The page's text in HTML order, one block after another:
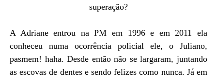
superação?
A Adriane entrou na PM em 1996 e em 2011 ela
conheceu numa ocorrência policial ele, o Juliano,
pasmem! haha. Desde então não se largaram, juntando
as escovas de dentes e sendo felizes como nunca. Já em